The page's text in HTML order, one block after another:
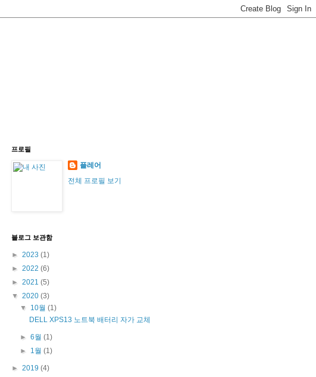
프로필
플레어
전체 프로필 보기
블로그 보관함
► 2023 (1)
► 2022 (6)
► 2021 (5)
▼ 2020 (3)
▼ 10월(1)
DELL XPS13 노트북 배터리 자가 교체
►6월(1)
► 1월(1)
► 2019 (4)